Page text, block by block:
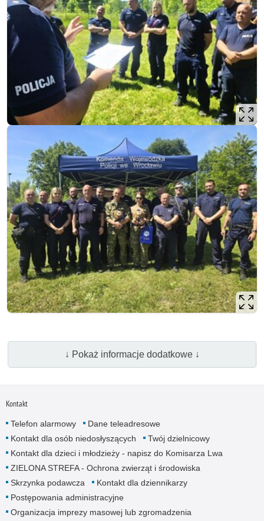
↓ Pokaż informacje dodatkowe ↓
Kontakt
Telefon alarmowy
Dane teleadresowe
Kontakt dla osób niedosłyszących
Twój dzielnicowy
Kontakt dla dzieci i młodzieży - napisz do Komisarza Lwa
ZIELONA STREFA - Ochrona zwierząt i środowiska
Skrzynka podawcza
Kontakt dla dziennikarzy
Postępowania administracyjne
Organizacja imprezy masowej lub zgromadzenia